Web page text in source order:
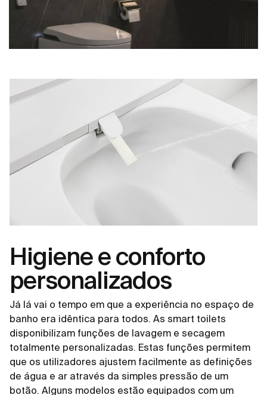
Higiene e conforto
personalizados
Já lá vai o tempo em que a experiência no espaço de
banho era idêntica para todos. As smart toilets
disponibilizam funções de lavagem e secagem
totalmente personalizadas. Estas funções permitem
que os utilizadores ajustem facilmente as definições
de água e ar através da simples pressão de um
botão. Alguns modelos estão equipados com um